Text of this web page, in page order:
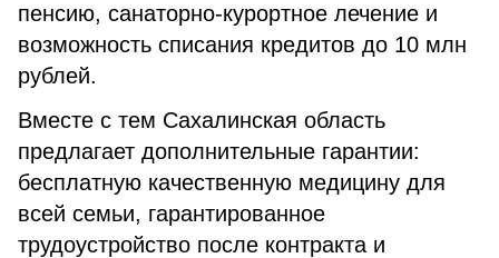
пенсию, санаторно-курортное лечение и
возможность списания кредитов до 10 млн
рублей.
Вместе с тем Сахалинская область
предлагает дополнительные гарантии:
бесплатную качественную медицину для
всей семьи, гарантированное
трудоустройство после контракта и